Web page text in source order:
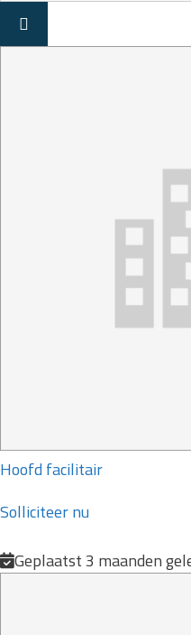
Hoofd facilitair
Solliciteer nu
Geplaatst 3 maanden